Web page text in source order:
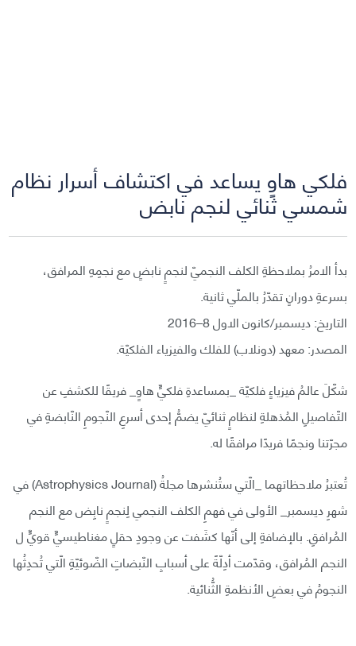
فلكي هاوٍ يساعد في اكتشاف أسرار نظام
شمسي ثنائي لنجم نابض
بدأ الامرُ بملاحظةِ الكلف النجميّ لنجمٍ نابضٍ مع نجمِهِ المرافق،
بسرعةِ دورانٍ تقدّرُ بالملّي ثانية.
التاريخ: ديسمبر/كانون الاول 8–2016
المصدر: معهد (دونلاب) للفلك والفيزياء الفلكيّة.
شكّلَ عالمُ فيزياءٍ فلكيّة _بمساعدةِ فلكيٍّ هاوٍ_ فريقًا للكشفِ عن
التّفاصيلِ المُذهلةِ لنظامٍ ثنائيّ يضمُّ إحدى أسرعِ النّجومِ النّابضةِ في
مجرّتنا ونجمًا فريدًا مرافقًا له.
تُعتبرُ ملاحظاتهما _الّتي ستُنشرها مجلةُ (Astrophysics Journal) في
شهرِ ديسمبر_ الأولى في فهمِ الكلف النجمي لِنجمٍ نابِض مع النجم
المُرافقِ. بالإضافةِ إلى أنّها كشَفت عن وجودِ حقلٍ مغناطيسيٍّ قويٍّ ل
النجم المُرافق، وقدّمت أدِلّةً على أسبابِ النّبضاتِ الضّوئيّةِ الّتي تُحدِثُها
النجومُ في بعضِ الأنظمةِ الثُّنائية.